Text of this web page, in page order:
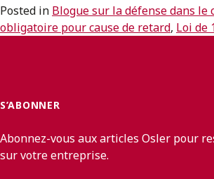
Posted in Blogue sur la défense dans le
obligatoire pour cause de retard, Loi de
S’ABONNER
Abonnez-vous aux articles Osler pour
sur votre entreprise.